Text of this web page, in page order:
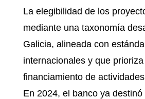
La elegibilidad de los
mediante una taxonomía
Galicia, alineada con
internacionales y que prioriza
financiamiento de
En 2024, el banco ya destinó